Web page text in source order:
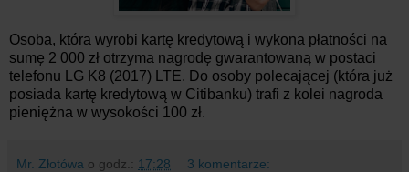
Osoba, która wyrobi kartę kredytową i wykona płatności na
sumę 2 000 zł otrzyma nagrodę gwarantowaną w postaci
telefonu LG K8 (2017) LTE. Do osoby polecającej (która już
posiada kartę kredytową w Citibanku) trafi z kolei nagroda
pieniężna w wysokości 100 zł.
Mr. Złotówa o godz.: 17:28 3 komentarze: